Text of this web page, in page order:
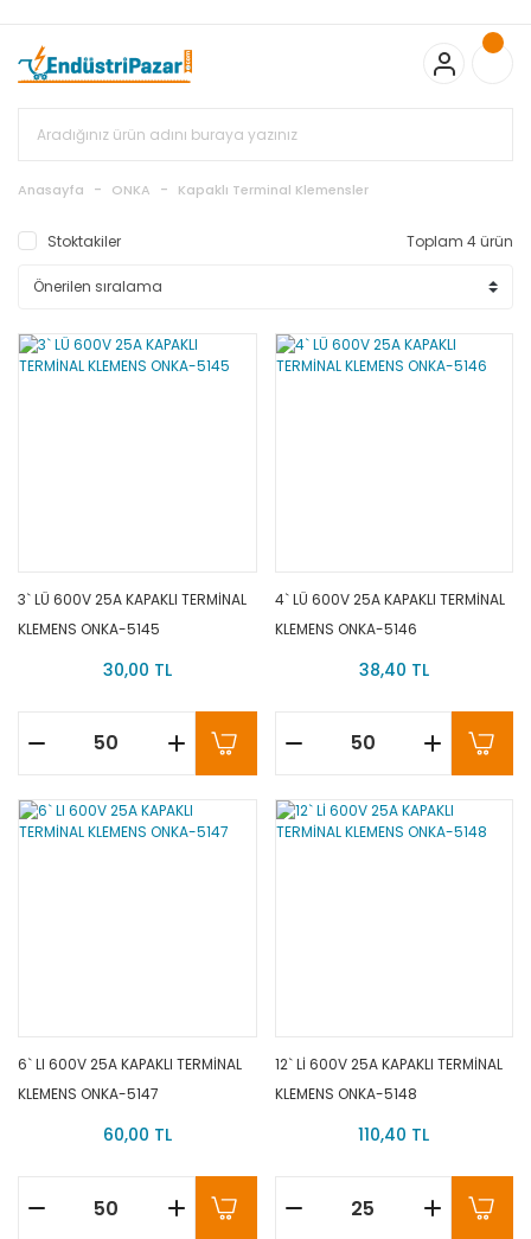
Bayonet J Tip Termokupul Ürünlerinde 50 Adet Alımlarda
Sepette Ekstra %5 İskonto...
50.000,00TL ve Üzeri EMKO Ürünleri
Alışverişlerinizde Sepette %5 EK İNDİRİM...
%15 İskonto... 50.000,00TL ve Üzeri GEMO Ürünleri
Alışverişlerinizde Sepette %3 EK İNDİRİM...
Standart Bayonet J Tip Termokupul Ürünlerinde 100 Adet
Anasayfa ONKA Kapaklı Terminal Klemensler
Stoktakiler Toplam 4 ürün
3` LÜ 600V 25A KAPAKLI TERMİNAL
KLEMENS ONKA-5145
30,00 TL
4` LÜ 600V 25A KAPAKLI TERMİNAL
KLEMENS ONKA-5146
38,40 TL
6` LI 600V 25A KAPAKLI TERMİNAL
KLEMENS ONKA-5147
60,00 TL
12` Lİ 600V 25A KAPAKLI TERMİNAL
KLEMENS ONKA-5148
110,40 TL